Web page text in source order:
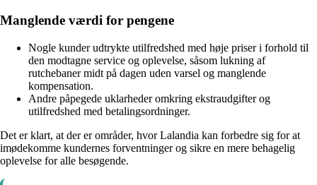
Manglende værdi for pengene
Nogle kunder udtrykte utilfredshed med høje priser i forhold til
den modtagne service og oplevelse, såsom lukning af
rutchebaner midt på dagen uden varsel og manglende
kompensation.
Andre påpegede uklarheder omkring ekstraudgifter og
utilfredshed med betalingsordninger.
Det er klart, at der er områder, hvor Lalandia kan forbedre sig for at
imødekomme kundernes forventninger og sikre en mere behagelig
oplevelse for alle besøgende.